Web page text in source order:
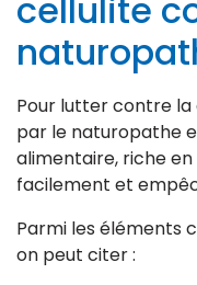
cellulite
Pour lutter contre la
par le naturopathe
alimentaire, riche
facilement et
Parmi les éléments
on peut citer :